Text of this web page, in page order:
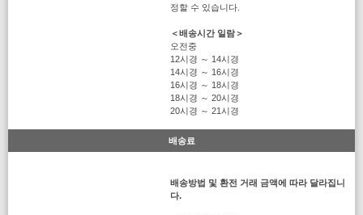
정할 수 있습니다.
＜배송시간 일람＞
오전중
12시경 ～ 14시경
14시경 ～ 16시경
16시경 ～ 18시경
18시경 ～ 20시경
20시경 ～ 21시경
배송료
배송방법 및 환전 거래 금액에 따라 달라집니
다.